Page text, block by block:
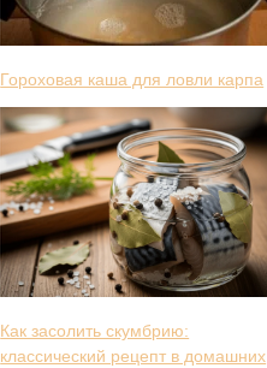
Гороховая каша для ловли карпа
Как засолить скумбрию:
классический рецепт в домашних